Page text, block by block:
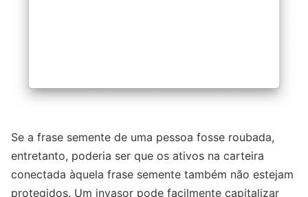
Se a frase semente de uma pessoa fosse roubada,
entretanto, poderia ser que os ativos na carteira
conectada àquela frase semente também não estejam
protegidos. Um invasor pode facilmente capitalizar